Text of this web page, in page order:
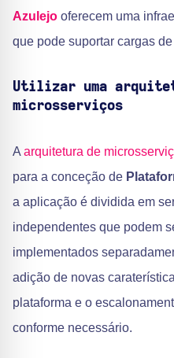
Azulejo oferecem uma
que pode suportar cargas
Utilizar uma
microsserviços
A arquitetura de
para a conceção de
a aplicação é dividida em
independentes que podem
implementados
adição de novas
plataforma e o
conforme necessário.